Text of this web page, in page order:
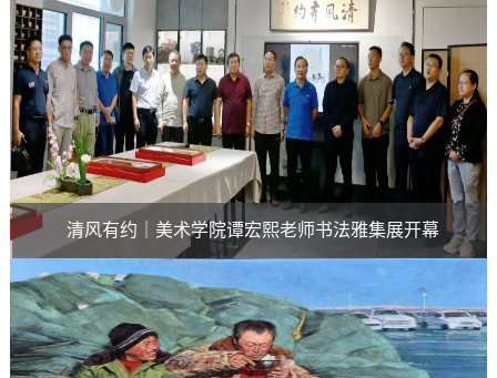
清风有约｜美术学院谭宏熙老师书法雅集展开幕